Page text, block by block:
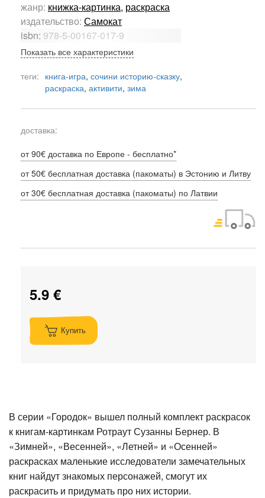
жанр: книжка-картинка, раскраска
издательство: Самокат
isbn: 978-5-00167-017-9
Показать все характеристики
теги: книга-игра, сочини историю-сказку,
раскраска, активити, зима
доставка:
от 90€ доставка по Европе - бесплатно*
от 50€ бесплатная доставка (пакоматы) в Эстонию и Литву
от 30€ бесплатная доставка (пакоматы) по Латвии
5.9 €
Купить
В серии «Городок» вышел полный комплект раскрасок
к книгам-картинкам Ротраут Сузанны Бернер. В
«Зимней», «Весенней», «Летней» и «Осенней»
раскрасках маленькие исследователи замечательных
книг найдут знакомых персонажей, смогут их
раскрасить и придумать про них истории.